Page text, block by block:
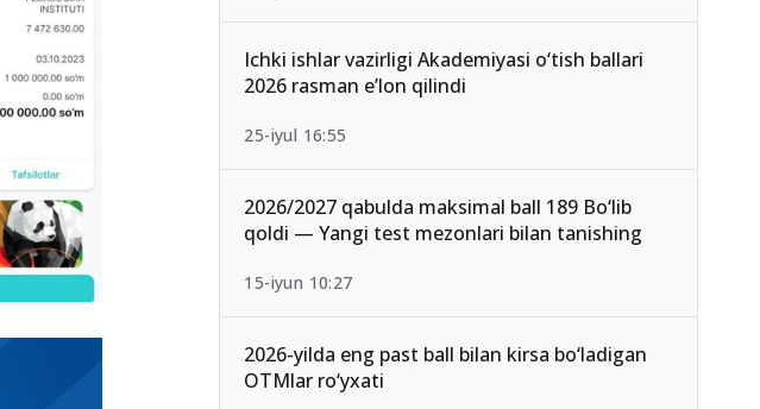
Ichki ishlar vazirligi Akademiyasi o‘tish ballari
2026 rasman e’lon qilindi
25-iyul 16:55
2026/2027 qabulda maksimal ball 189 Bo‘lib
qoldi — Yangi test mezonlari bilan tanishing
15-iyun 10:27
2026-yilda eng past ball bilan kirsa bo‘ladigan
OTMlar ro‘yxati